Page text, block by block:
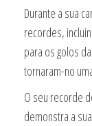
Durante a sua
recordes,
para os golos
tornaram-no
O seu recorde
demonstra a